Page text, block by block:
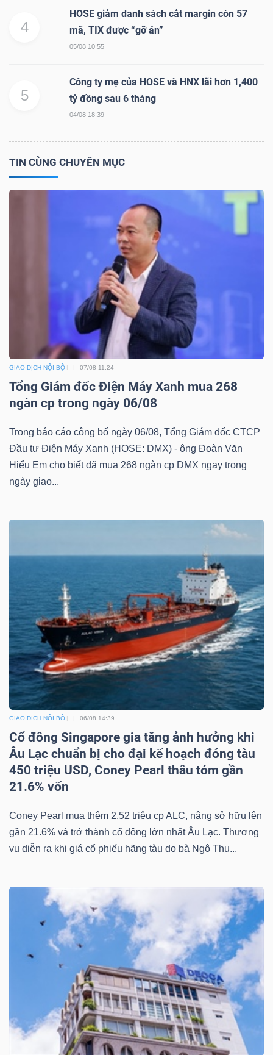
4
HOSE giảm danh sách cắt margin còn 57
mã, TIX được “gỡ án”
05/08 10:55
5
Công ty mẹ của HOSE và HNX lãi hơn 1,400
tỷ đồng sau 6 tháng
04/08 18:39
TIN CÙNG CHUYÊN MỤC
GIAO DỊCH NỘI BỘ 07/08 11:24
Tổng Giám đốc Điện Máy Xanh mua 268
ngàn cp trong ngày 06/08
Trong báo cáo công bố ngày 06/08, Tổng Giám đốc CTCP
Đầu tư Điện Máy Xanh (HOSE: DMX) - ông Đoàn Văn
Hiểu Em cho biết đã mua 268 ngàn cp DMX ngay trong
ngày giao...
GIAO DỊCH NỘI BỘ 06/08 14:39
Cổ đông Singapore gia tăng ảnh hưởng khi
Âu Lạc chuẩn bị cho đại kế hoạch đóng tàu
450 triệu USD, Coney Pearl thâu tóm gần
21.6% vốn
Coney Pearl mua thêm 2.52 triệu cp ALC, nâng sở hữu lên
gần 21.6% và trở thành cổ đông lớn nhất Âu Lạc. Thương
vụ diễn ra khi giá cổ phiếu hãng tàu do bà Ngô Thu...
ÍCH
BẤT
Mã
Chỉ số
Người nội bộ Người liên quan
tức
(-)
Bài
viết
của
cáo
phân
tích
(-)
Thuật
ngữ
(-)
Dịch
vụ
(-)
Đào
tạo
Công